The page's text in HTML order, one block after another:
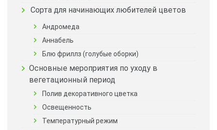
Сорта для начинающих любителей цветов
Андромеда
Аннабель
Блю фриллз (голубые оборки)
Основные мероприятия по уходу в
вегетационный период
Полив декоративного цветка
Освещенность
Температурный режим